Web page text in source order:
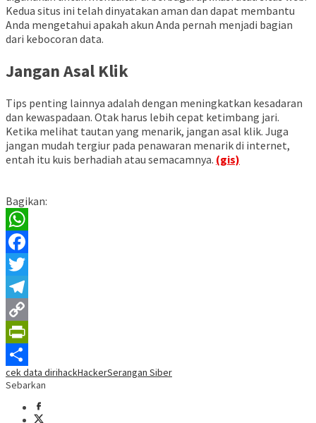
Kedua situs ini telah dinyatakan aman dan dapat membantu
Anda mengetahui apakah akun Anda pernah menjadi bagian
dari kebocoran data.
Jangan Asal Klik
Tips penting lainnya adalah dengan meningkatkan kesadaran
dan kewaspadaan. Otak harus lebih cepat ketimbang jari.
Ketika melihat tautan yang menarik, jangan asal klik. Juga
jangan mudah tergiur pada penawaran menarik di internet,
entah itu kuis berhadiah atau semacamnya. (gis)
Bagikan:
WhatsApp
Facebook
Twitter
Telegram
Copy
Link
PrintFriendly
Share
cek data dirihackHackerSerangan Siber
Sebarkan